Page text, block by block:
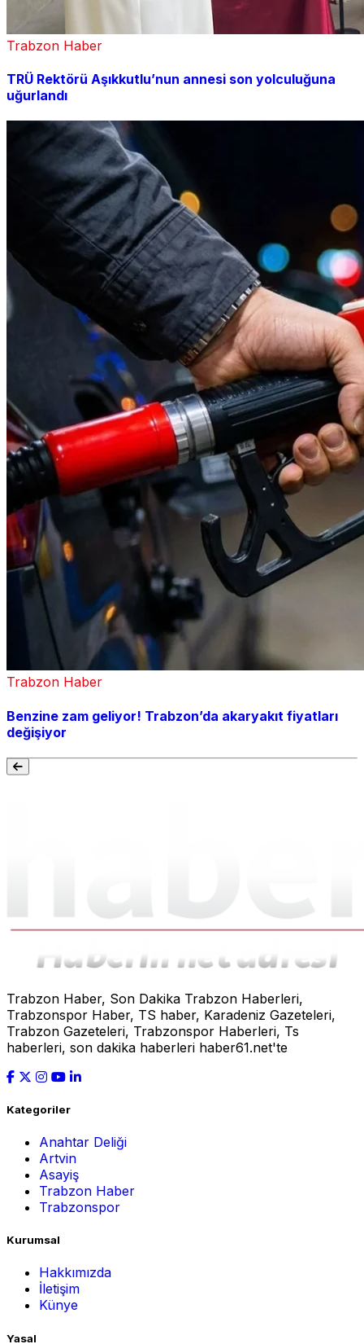
Trabzon Haber
TRÜ Rektörü Aşıkkutlu’nun annesi son yolculuğuna
uğurlandı
Trabzon Haber
Benzine zam geliyor! Trabzon’da akaryakıt fiyatları
değişiyor
Trabzon Haber, Son Dakika Trabzon Haberleri,
Trabzonspor Haber, TS haber, Karadeniz Gazeteleri,
Trabzon Gazeteleri, Trabzonspor Haberleri, Ts
haberleri, son dakika haberleri haber61.net'te
Kategoriler
Anahtar Deliği
Artvin
Asayiş
Trabzon Haber
Trabzonspor
Kurumsal
Hakkımızda
İletişim
Künye
Yasal